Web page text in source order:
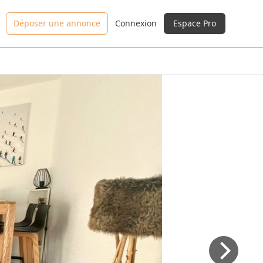
Déposer une annonce Connexion Espace Pro